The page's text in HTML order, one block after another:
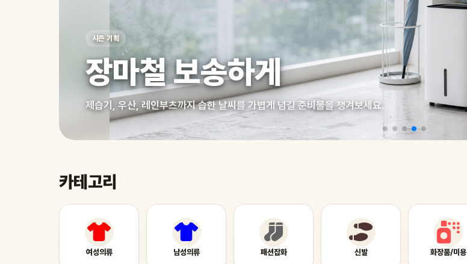
시즌 기획
장마철 보송하게
제습기, 우산, 레인부츠까지 습한 날씨를 가볍게 넘길 준비물을 챙겨보세요.
카테고리
여성의류 남성의류 패션잡화 신발 화장품/미용